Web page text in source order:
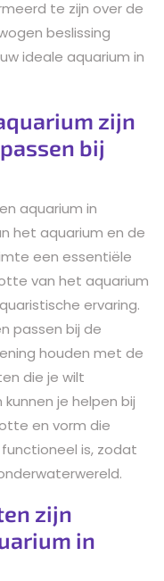
te zijn over de
beslissing
ideale aquarium in
zijn
bij
aquarium in
het aquarium en de
een essentiële
van het aquarium
ervaring.
passen bij de
houden met de
die je wilt
je helpen bij
en vorm die
is, zodat
zijn
in